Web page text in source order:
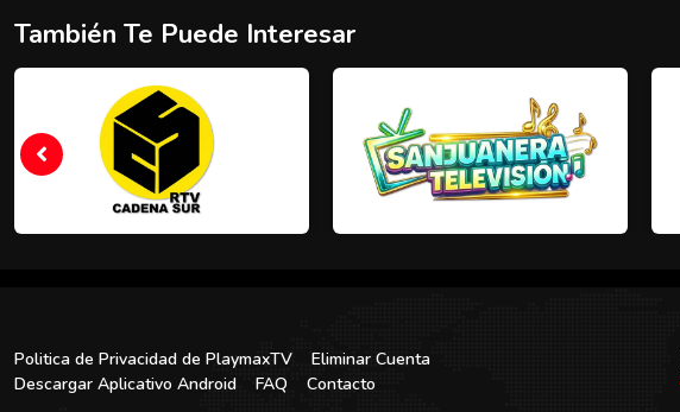
También Te Puede Interesar
Politica de Privacidad de PlaymaxTV
Eliminar Cuenta
Descargar Aplicativo Android
FAQ Contacto